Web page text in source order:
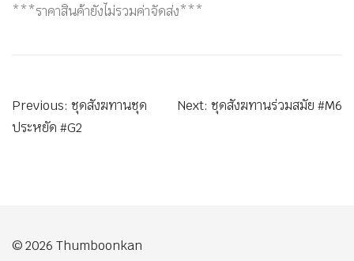
***ราคาสินค้ายังไม่รวมค่าจัดส่ง***
แนะแนว
เรื่อง
Previous: ชุดสังฆทานชุด
ประหยัด #G2
Next: ชุดสังฆทานร่วมสมัย #M6
© 2026 Thumboonkan